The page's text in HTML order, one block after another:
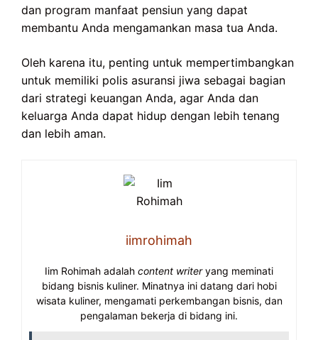
dan program manfaat pensiun yang dapat
membantu Anda mengamankan masa tua Anda.
Oleh karena itu, penting untuk mempertimbangkan
untuk memiliki polis asuransi jiwa sebagai bagian
dari strategi keuangan Anda, agar Anda dan
keluarga Anda dapat hidup dengan lebih tenang
dan lebih aman.
iimrohimah
Iim Rohimah adalah content writeryang meminati
bidang bisnis kuliner. Minatnya ini datang dari hobi
wisata kuliner, mengamati perkembangan bisnis, dan
pengalaman bekerja di bidang ini.